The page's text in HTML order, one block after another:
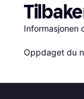
Informasjonen
Oppdaget du